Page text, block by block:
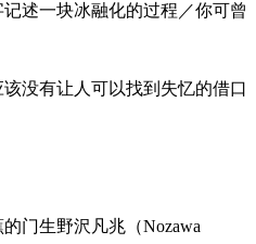
述一块冰融化的过程／你可曾
没有让人可以找到失忆的借口
门生野沢凡兆（Nozawa